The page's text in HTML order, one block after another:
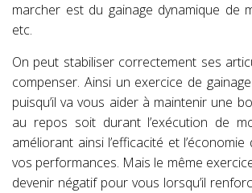
marcher est du gainage dynamique de
etc.
On peut stabiliser correctement ses
compenser. Ainsi un exercice de
puisqu’il va vous aider à maintenir une
au repos soit durant l’exécution de
améliorant ainsi l’efficacité et
vos performances. Mais le même
devenir négatif pour vous lorsqu’il